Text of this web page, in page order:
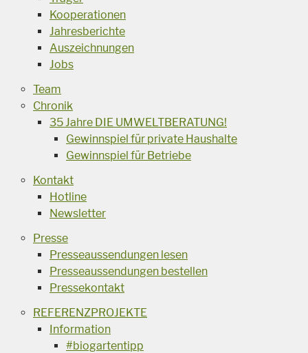
Kooperationen
Jahresberichte
Auszeichnungen
Jobs
Team
Chronik
35 Jahre DIE UMWELTBERATUNG!
Gewinnspiel für private Haushalte
Gewinnspiel für Betriebe
Kontakt
Hotline
Newsletter
Presse
Presseaussendungen lesen
Presseaussendungen bestellen
Pressekontakt
REFERENZPROJEKTE
Information
#biogartentipp